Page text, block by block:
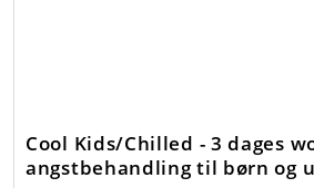
Cool Kids/Chilled - 3 dages
angstbehandling til børn og